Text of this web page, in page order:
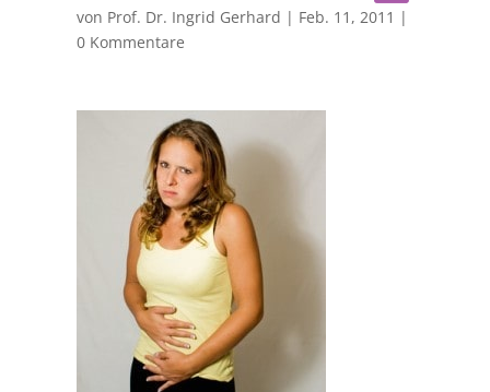
von Prof. Dr. Ingrid Gerhard | Feb. 11, 2011 |
0 Kommentare